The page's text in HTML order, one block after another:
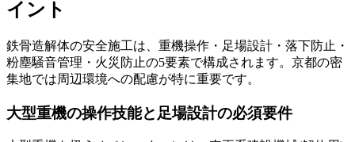
イント
鉄骨造解体の安全施工は、重機操作・足場設計・落下防止・
粉塵騒音管理・火災防止の5要素で構成されます。京都の密
集地では周辺環境への配慮が特に重要です。
大型重機の操作技能と足場設計の必須要件